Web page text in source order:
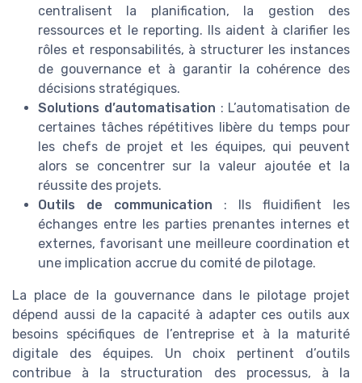
centralisent la planification, la gestion des
ressources et le reporting. Ils aident à clarifier les
rôles et responsabilités, à structurer les instances
de gouvernance et à garantir la cohérence des
décisions stratégiques.
Solutions d’automatisation : L’automatisation de
certaines tâches répétitives libère du temps pour
les chefs de projet et les équipes, qui peuvent
alors se concentrer sur la valeur ajoutée et la
réussite des projets.
Outils de communication : Ils fluidifient les
échanges entre les parties prenantes internes et
externes, favorisant une meilleure coordination et
une implication accrue du comité de pilotage.
La place de la gouvernance dans le pilotage projet
dépend aussi de la capacité à adapter ces outils aux
besoins spécifiques de l’entreprise et à la maturité
digitale des équipes. Un choix pertinent d’outils
contribue à la structuration des processus, à la